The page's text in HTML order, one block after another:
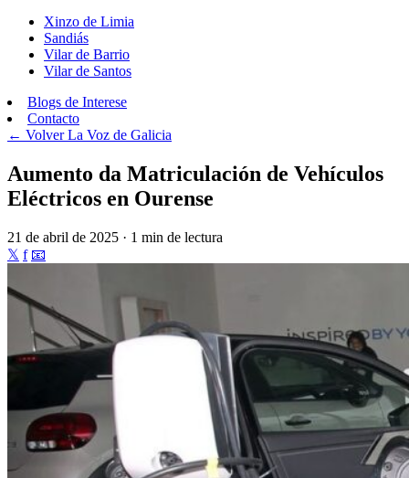
Xinzo de Limia
Sandiás
Vilar de Barrio
Vilar de Santos
Blogs de Interese
Contacto
← VolverLa Voz de Galicia
Aumento da Matriculación de Vehículos
Eléctricos en Ourense
21 de abril de 2025 · 1 min de lectura
𝕏 f 📧